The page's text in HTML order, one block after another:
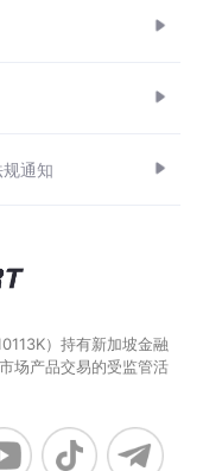
通知
）持有新加坡金融
场产品交易的受监管活